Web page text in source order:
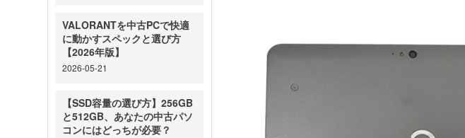
VALORANTを中古PCで快適
に動かすスペックと選び方
【2026年版】
2026-05-21
【SSD容量の選び方】256GB
と512GB、あなたの中古パソ
コンにはどっちが必要？